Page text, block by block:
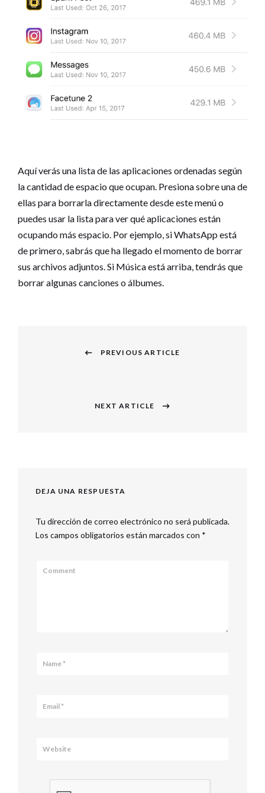
Aquí verás una lista de las aplicaciones ordenadas según
la cantidad de espacio que ocupan. Presiona sobre una de
ellas para borrarla directamente desde este menú o
puedes usar la lista para ver qué aplicaciones están
ocupando más espacio. Por ejemplo, si WhatsApp está
de primero, sabrás que ha llegado el momento de borrar
sus archivos adjuntos. Si Música está arriba, tendrás que
borrar algunas canciones o álbumes.
PREVIOUS ARTICLE
NEXT ARTICLE
DEJA UNA RESPUESTA
Tu dirección de correo electrónico no será publicada.
Los campos obligatorios están marcados con *